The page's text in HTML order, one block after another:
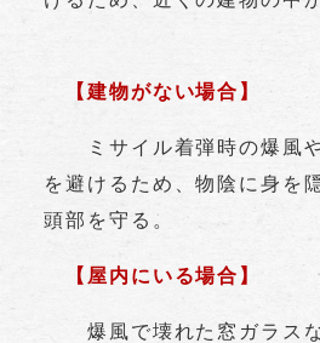
【建物がない場合】
ミサイル着弾時の爆風や
を避けるため、物陰に身を
頭部を守る。
【屋内にいる場合】
爆風で壊れた窓ガラスな